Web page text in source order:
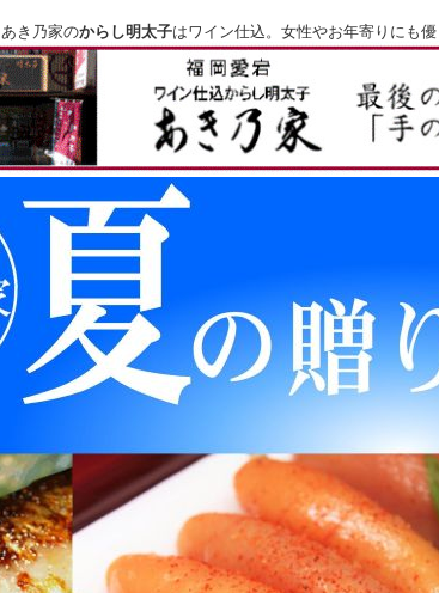
あき乃家のからし明太子はワイン仕込。女性やお年寄りにも